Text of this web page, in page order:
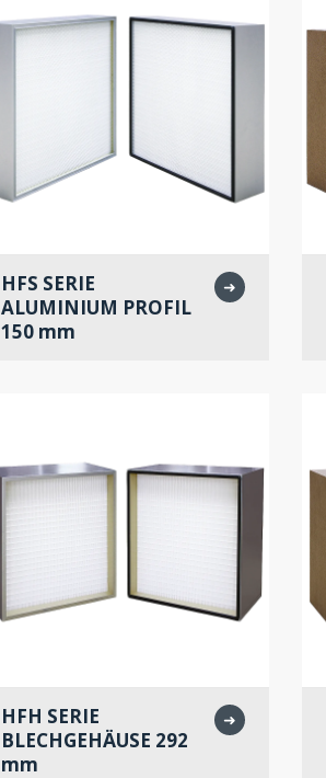
HFS SERIE
ALUMINIUM PROFIL
150 mm
➜
HFH SERIE
BLECHGEHÄUSE 292
mm
➜